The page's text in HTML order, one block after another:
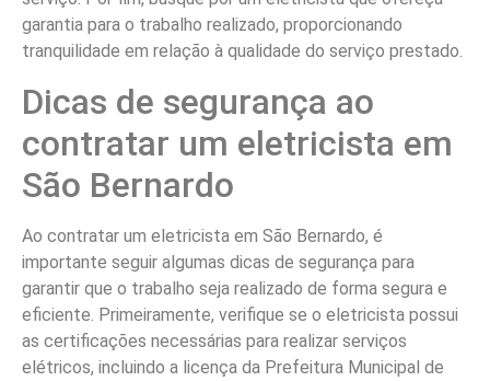
garantia para o trabalho realizado, proporcionando
tranquilidade em relação à qualidade do serviço prestado.
Dicas de segurança ao
contratar um eletricista em
São Bernardo
Ao contratar um eletricista em São Bernardo, é
importante seguir algumas dicas de segurança para
garantir que o trabalho seja realizado de forma segura e
eficiente. Primeiramente, verifique se o eletricista possui
as certificações necessárias para realizar serviços
elétricos, incluindo a licença da Prefeitura Municipal de